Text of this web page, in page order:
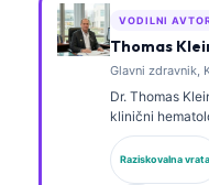
VODILNI
Thomas
Glavni zdravnik,
Dr. Thomas
klinični
kot 15 leti
medicine in z
umetne
Raziskovalna vrata